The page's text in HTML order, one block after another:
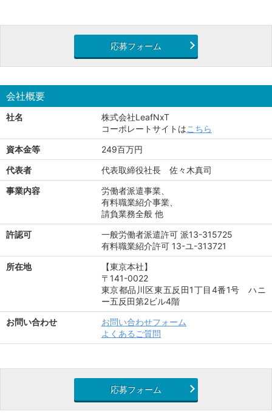
応募フォーム
会社概要
社名
株式会社LeafNxT
コーポレートサイトはこちら
資本金等
249百万円
代表者
代表取締役社長 佐々木真司
事業内容
労働者派遣事業、
有料職業紹介事業、
請負業務全般 他
許認可
一般労働者派遣許可 派13-315725
有料職業紹介許可 13-ユ-313721
所在地
【東京本社】
〒141-0022
東京都品川区東五反田1丁目4番1号 ハニ
ー五反田第2ビル4階
お問い合わせ
お問い合わせフォーム
よくあるご質問
応募フォーム